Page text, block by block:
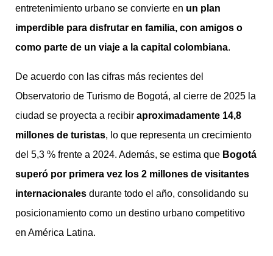
entretenimiento urbano se convierte en un plan
imperdible para disfrutar en familia, con amigos o
como parte de un viaje a la capital colombiana.
De acuerdo con las cifras más recientes del
Observatorio de Turismo de Bogotá, al cierre de 2025 la
ciudad se proyecta a recibir aproximadamente 14,8
millones de turistas, lo que representa un crecimiento
del 5,3 % frente a 2024. Además, se estima que Bogotá
superó por primera vez los 2 millones de visitantes
internacionales durante todo el año, consolidando su
posicionamiento como un destino urbano competitivo
en América Latina.